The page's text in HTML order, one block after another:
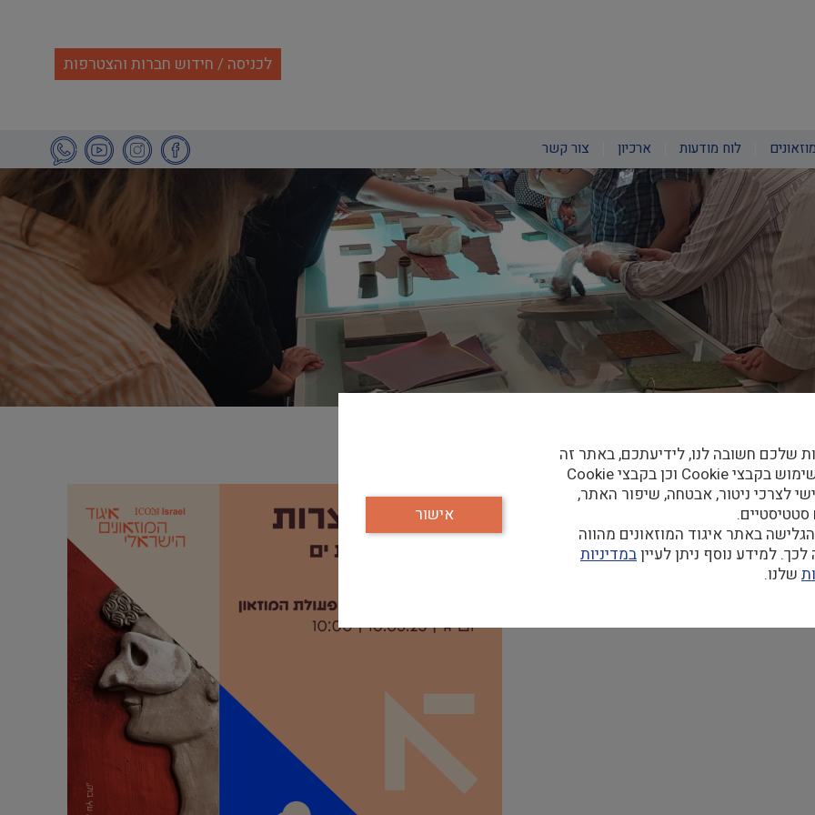
לכניסה / חידוש חברות והצטרפות
לוח מודעות ארכיון צור קשר
ועםד"ר אורית בולגרו, אוצרת התערוכה
שלכם חשובה לנו, לידיעתכם, באתר זה
נעשה שימוש בקבצי Cookie וכן בקבצי Cookie
לצרכי ניטור, אבטחה, שיפור האתר,
סטטיסטיים.
באתר איגוד המוזאונים מהווה
למידע נוסף ניתן לעייןבמדיניות
שלנו.
אישור